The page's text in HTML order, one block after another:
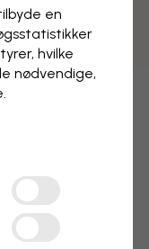
en
hvilke
nødvendige,